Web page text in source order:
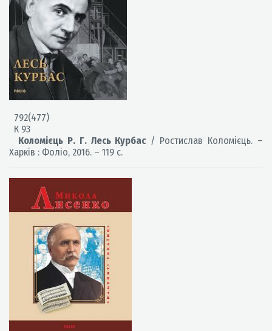
792(477)
К 93
Коломієць Р. Г. Лесь Курбас/ Ростислав Коломієць. –
Харків : Фоліо, 2016. – 119 с.